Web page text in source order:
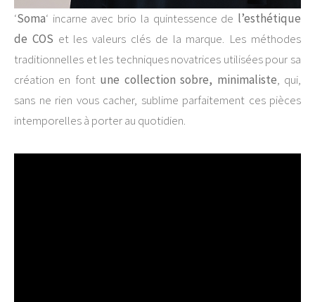
‘Soma‘ incarne avec brio la quintessence de l’esthétique
de COS et les valeurs clés de la marque. Les méthodes
traditionnelles et les techniques novatrices utilisées pour sa
création en font une collection sobre, minimaliste, qui,
sans ne rien vous cacher, sublime parfaitement ces pièces
intemporelles à porter au quotidien.